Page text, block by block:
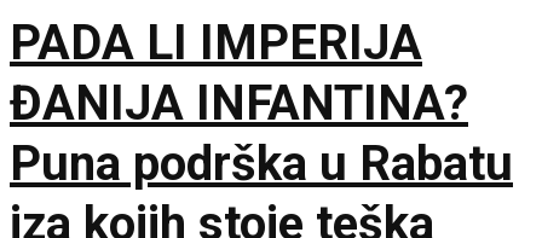
PADA LI IMPERIJA
ĐANIJA INFANTINA?
Puna podrška u Rabatu
iza kojih stoje teška